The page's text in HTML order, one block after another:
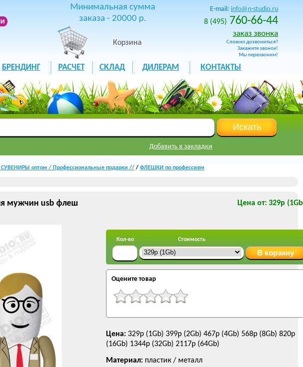
Минимальная сумма
заказа - 20000 р.
Корзина
E-mail: info@n-studio.ru
8 (495) 760-66-44
заказ звонка
Сложно дозвониться?
Закажите звонок!
Мы перезвоним!
БРЕНДИНГ РАСЧЕТ СКЛАД ДИЛЕРАМ КОНТАКТЫ
Добавить в закладки
оптом / Профессиональные подарки // / ФЛЕШКИ по профессиям
мужчин usb флеш
Цена от: 329р
Кол-во Стоимость
Оцените товар
Цена: 329р (1Gb) 399р (2Gb) 467р (4Gb) 568р (8Gb) 820р
(16Gb) 1344р (32Gb) 2117р (64Gb)
Материал: пластик / металл